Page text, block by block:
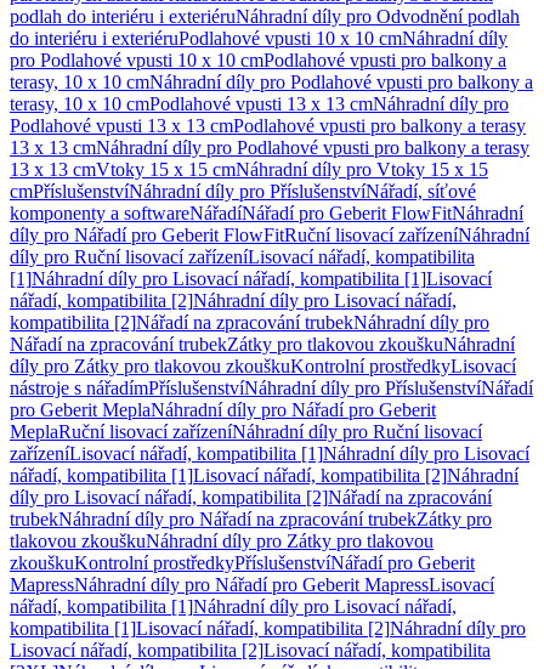
podlah do interiéru i exteriéruNáhradní díly pro Odvodnění podlah
do interiéru i exteriéruPodlahové vpusti 10 x 10 cmNáhradní díly
pro Podlahové vpusti 10 x 10 cmPodlahové vpusti pro balkony a
terasy, 10 x 10 cmNáhradní díly pro Podlahové vpusti pro balkony a
terasy, 10 x 10 cmPodlahové vpusti 13 x 13 cmNáhradní díly pro
Podlahové vpusti 13 x 13 cmPodlahové vpusti pro balkony a terasy
13 x 13 cmNáhradní díly pro Podlahové vpusti pro balkony a terasy
13 x 13 cmVtoky 15 x 15 cmNáhradní díly pro Vtoky 15 x 15
cmPříslušenstvíNáhradní díly pro PříslušenstvíNářadí, síťové
komponenty a softwareNářadíNářadí pro Geberit FlowFitNáhradní
díly pro Nářadí pro Geberit FlowFitRuční lisovací zařízeníNáhradní
díly pro Ruční lisovací zařízeníLisovací nářadí, kompatibilita
[1]Náhradní díly pro Lisovací nářadí, kompatibilita [1]Lisovací
nářadí, kompatibilita [2]Náhradní díly pro Lisovací nářadí,
kompatibilita [2]Nářadí na zpracování trubekNáhradní díly pro
Nářadí na zpracování trubekZátky pro tlakovou zkouškuNáhradní
díly pro Zátky pro tlakovou zkouškuKontrolní prostředkyLisovací
nástroje s nářadímPříslušenstvíNáhradní díly pro PříslušenstvíNářadí
pro Geberit MeplaNáhradní díly pro Nářadí pro Geberit
MeplaRuční lisovací zařízeníNáhradní díly pro Ruční lisovací
zařízeníLisovací nářadí, kompatibilita [1]Náhradní díly pro Lisovací
nářadí, kompatibilita [1]Lisovací nářadí, kompatibilita [2]Náhradní
díly pro Lisovací nářadí, kompatibilita [2]Nářadí na zpracování
trubekNáhradní díly pro Nářadí na zpracování trubekZátky pro
tlakovou zkouškuNáhradní díly pro Zátky pro tlakovou
zkouškuKontrolní prostředkyPříslušenstvíNářadí pro Geberit
MapressNáhradní díly pro Nářadí pro Geberit MapressLisovací
nářadí, kompatibilita [1]Náhradní díly pro Lisovací nářadí,
kompatibilita [1]Lisovací nářadí, kompatibilita [2]Náhradní díly pro
Lisovací nářadí, kompatibilita [2]Lisovací nářadí, kompatibilita